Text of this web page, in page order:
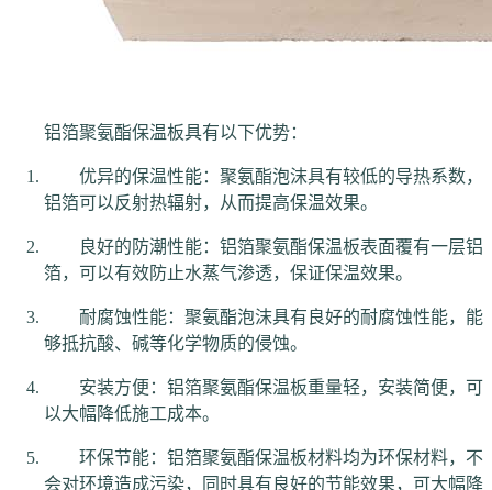
铝箔聚氨酯保温板具有以下优势：
优异的保温性能：聚氨酯泡沫具有较低的导热系数，
铝箔可以反射热辐射，从而提高保温效果。
良好的防潮性能：铝箔聚氨酯保温板表面覆有一层铝
箔，可以有效防止水蒸气渗透，保证保温效果。
耐腐蚀性能：聚氨酯泡沫具有良好的耐腐蚀性能，能
够抵抗酸、碱等化学物质的侵蚀。
安装方便：铝箔聚氨酯保温板重量轻，安装简便，可
以大幅降低施工成本。
环保节能：铝箔聚氨酯保温板材料均为环保材料，不
会对环境造成污染，同时具有良好的节能效果，可大幅降